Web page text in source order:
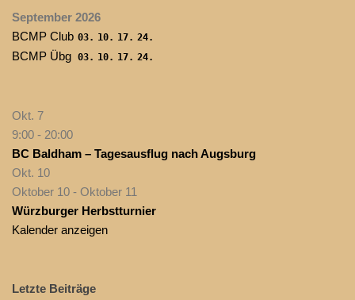
September 2026
BCMP Club 03. 10. 17. 24.
BCMP Übg 03. 10. 17. 24.
Okt. 7
9:00 - 20:00
BC Baldham – Tagesausflug nach Augsburg
Okt. 10
Oktober 10 - Oktober 11
Würzburger Herbstturnier
Kalender anzeigen
Letzte Beiträge